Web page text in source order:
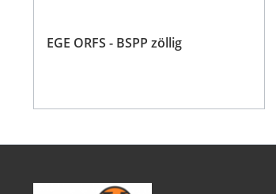
EGE ORFS - BSPP zöllig